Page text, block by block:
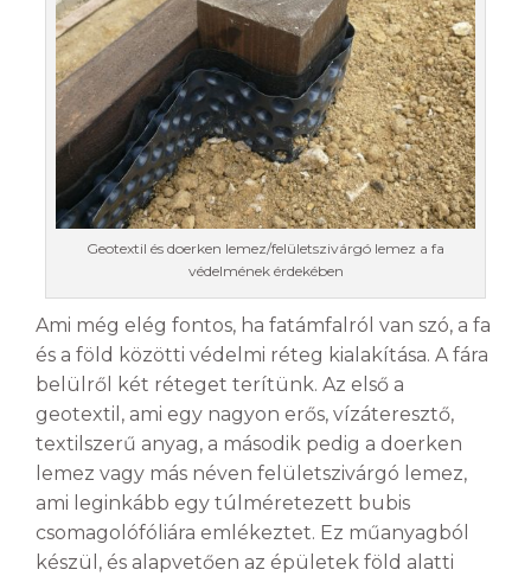
Geotextil és doerken lemez/felületszivárgó lemez a fa
védelmének érdekében
Ami még elég fontos, ha fatámfalról van szó, a fa
és a föld közötti védelmi réteg kialakítása. A fára
belülről két réteget terítünk. Az első a
geotextil, ami egy nagyon erős, vízáteresztő,
textilszerű anyag, a második pedig a doerken
lemez vagy más néven felületszivárgó lemez,
ami leginkább egy túlméretezett bubis
csomagolófóliára emlékeztet. Ez műanyagból
készül, és alapvetően az épületek föld alatti